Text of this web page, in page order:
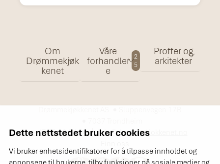
Dette nettstedet bruker cookies
Vi bruker enhetsidentifikatorer for å tilpasse innholdet og
annonsene til brukerne, tilby funksjoner på sosiale medier og
Om
Drømmekjøk
kenet
Våre
forhandler
e
2
5
Proffer og
arkitekter
+47 72 88 94 94
info@drommekjokkenet.no